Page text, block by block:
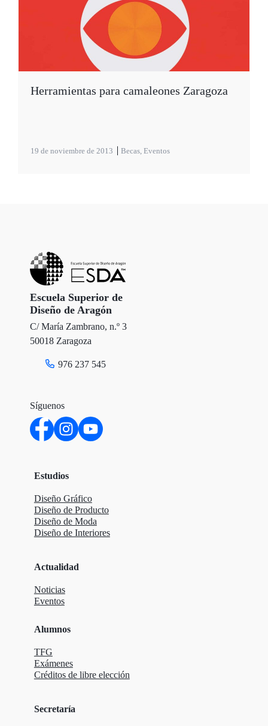
Herramientas para camaleones Zaragoza
19 de noviembre de 2013 Becas, Eventos
Escuela Superior de
Diseño de Aragón
C/ María Zambrano, n.º 3
50018 Zaragoza
976 237 545
Síguenos
Estudios
Diseño Gráfico
Diseño de Producto
Diseño de Moda
Diseño de Interiores
Actualidad
Noticias
Eventos
Alumnos
TFG
Exámenes
Créditos de libre elección
Secretaría